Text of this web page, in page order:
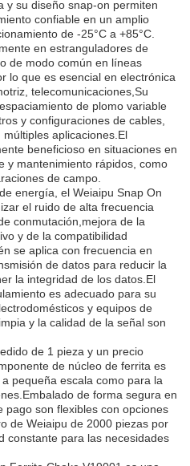
y su diseño snap-on permiten
confiable en un amplio
de -25°C a +85°C.
en estranguladores de
de modo común en líneas
lo que es esencial en electrónica
telecomunicaciones,Su
de plomo variable
y configuraciones de cables,
aplicaciones.El
beneficioso en situaciones en
y mantenimiento rápidos, como
de campo.
energía, el Weiaipu Snap On
el ruido de alta frecuencia
conmutación,mejora de la
y de la compatibilidad
se aplica con frecuencia en
de datos para reducir la
la integridad de los datos.El
es adecuado para su
y equipos de
y la calidad de la señal son
de 1 pieza y un precio
de núcleo de ferrita es
pequeña escala como para la
de forma segura en
pago son flexibles con opciones
de Weiaipu de 2000 piezas por
constante para las necesidades